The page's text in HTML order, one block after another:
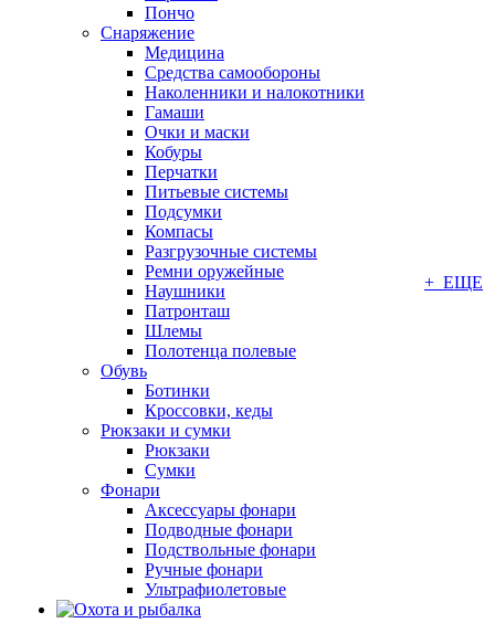
Пончо
Снаряжение
Медицина
Средства самообороны
Наколенники и налокотники
Гамаши
Очки и маски
Кобуры
Перчатки
Питьевые системы
Подсумки
Компасы
Разгрузочные системы
Ремни оружейные
Наушники
Патронташ
Шлемы
Полотенца полевые
Обувь
Ботинки
Кроссовки, кеды
Рюкзаки и сумки
Рюкзаки
Сумки
Фонари
Аксессуары фонари
Подводные фонари
Подствольные фонари
Ручные фонари
Ультрафиолетовые
+ ЕЩЕ